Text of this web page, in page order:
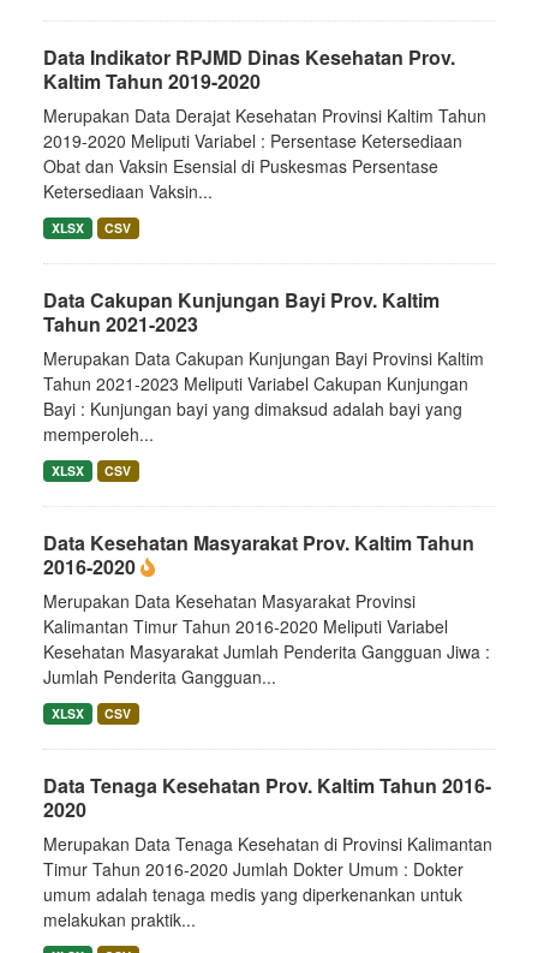
Data Indikator RPJMD Dinas Kesehatan Prov.
Kaltim Tahun 2019-2020
Merupakan Data Derajat Kesehatan Provinsi Kaltim Tahun
2019-2020 Meliputi Variabel : Persentase Ketersediaan
Obat dan Vaksin Esensial di Puskesmas Persentase
Ketersediaan Vaksin...
XLSX CSV
Data Cakupan Kunjungan Bayi Prov. Kaltim
Tahun 2021-2023
Merupakan Data Cakupan Kunjungan Bayi Provinsi Kaltim
Tahun 2021-2023 Meliputi Variabel Cakupan Kunjungan
Bayi : Kunjungan bayi yang dimaksud adalah bayi yang
memperoleh...
XLSX CSV
Data Kesehatan Masyarakat Prov. Kaltim Tahun
2016-2020
Merupakan Data Kesehatan Masyarakat Provinsi
Kalimantan Timur Tahun 2016-2020 Meliputi Variabel
Kesehatan Masyarakat Jumlah Penderita Gangguan Jiwa :
Jumlah Penderita Gangguan...
XLSX CSV
Data Tenaga Kesehatan Prov. Kaltim Tahun 2016-
2020
Merupakan Data Tenaga Kesehatan di Provinsi Kalimantan
Timur Tahun 2016-2020 Jumlah Dokter Umum : Dokter
umum adalah tenaga medis yang diperkenankan untuk
melakukan praktik...